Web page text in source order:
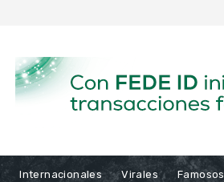
Internacionales Virales Famosos